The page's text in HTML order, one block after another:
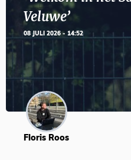
Veluwe’
08 JULI 2026 - 14:52
Floris Roos